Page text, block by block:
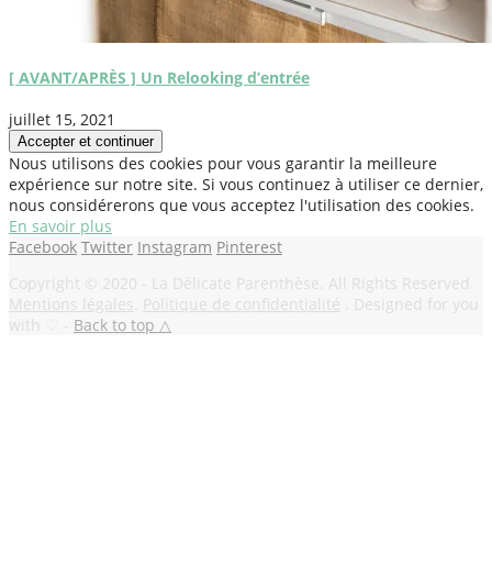
[ AVANT/APRÈS ] Un Relooking d’entrée
juillet 15, 2021
Nous utilisons des cookies pour vous garantir la meilleure
expérience sur notre site. Si vous continuez à utiliser ce dernier,
nous considérerons que vous acceptez l'utilisation des cookies.
En savoir plus
Facebook Twitter Instagram Pinterest
Copyright © 2020 - La Délicate Parenthèse. All Rights Reserved.
Mentions légales Politique de confidentialité . Designed for you
with ♡ - Back to top △